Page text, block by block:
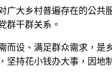
广大乡村普遍存在的公共
群干群关系。
而设、满足群众需求，是
坚持花小钱办大事，因地